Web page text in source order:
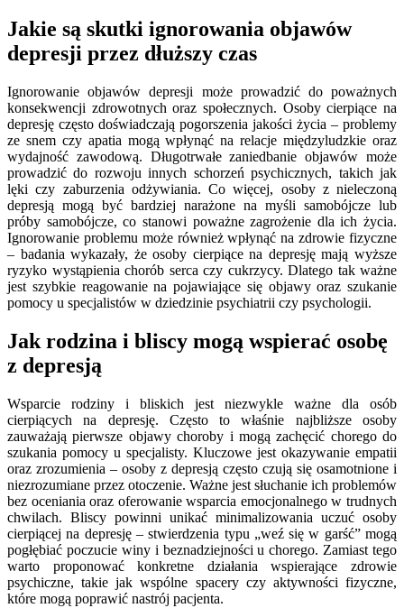
Jakie są skutki ignorowania objawów
depresji przez dłuższy czas
Ignorowanie objawów depresji może prowadzić do poważnych
konsekwencji zdrowotnych oraz społecznych. Osoby cierpiące na
depresję często doświadczają pogorszenia jakości życia – problemy
ze snem czy apatia mogą wpłynąć na relacje międzyludzkie oraz
wydajność zawodową. Długotrwałe zaniedbanie objawów może
prowadzić do rozwoju innych schorzeń psychicznych, takich jak
lęki czy zaburzenia odżywiania. Co więcej, osoby z nieleczoną
depresją mogą być bardziej narażone na myśli samobójcze lub
próby samobójcze, co stanowi poważne zagrożenie dla ich życia.
Ignorowanie problemu może również wpłynąć na zdrowie fizyczne
– badania wykazały, że osoby cierpiące na depresję mają wyższe
ryzyko wystąpienia chorób serca czy cukrzycy. Dlatego tak ważne
jest szybkie reagowanie na pojawiające się objawy oraz szukanie
pomocy u specjalistów w dziedzinie psychiatrii czy psychologii.
Jak rodzina i bliscy mogą wspierać osobę
z depresją
Wsparcie rodziny i bliskich jest niezwykle ważne dla osób
cierpiących na depresję. Często to właśnie najbliższe osoby
zauważają pierwsze objawy choroby i mogą zachęcić chorego do
szukania pomocy u specjalisty. Kluczowe jest okazywanie empatii
oraz zrozumienia – osoby z depresją często czują się osamotnione i
niezrozumiane przez otoczenie. Ważne jest słuchanie ich problemów
bez oceniania oraz oferowanie wsparcia emocjonalnego w trudnych
chwilach. Bliscy powinni unikać minimalizowania uczuć osoby
cierpiącej na depresję – stwierdzenia typu „weź się w garść” mogą
pogłębiać poczucie winy i beznadziejności u chorego. Zamiast tego
warto proponować konkretne działania wspierające zdrowie
psychiczne, takie jak wspólne spacery czy aktywności fizyczne,
które mogą poprawić nastrój pacjenta.